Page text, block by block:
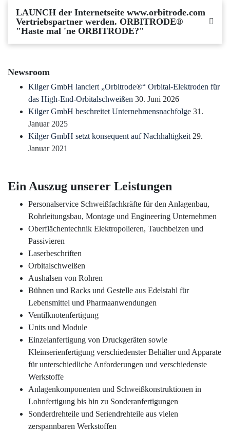
LAUNCH der Internetseite www.orbitrode.com
Vertriebspartner werden. ORBITRODE®
"Haste mal 'ne ORBITRODE?"
Newsroom
Kilger GmbH lanciert „Orbitrode®“ Orbital-Elektroden für
das High-End-Orbitalschweißen 30. Juni 2026
Kilger GmbH beschreitet Unternehmensnachfolge 31.
Januar 2025
Kilger GmbH setzt konsequent auf Nachhaltigkeit 29.
Januar 2021
Ein Auszug unserer Leistungen
Personalservice Schweißfachkräfte für den Anlagenbau,
Rohrleitungsbau, Montage und Engineering Unternehmen
Oberflächentechnik Elektropolieren, Tauchbeizen und
Passivieren
Laserbeschriften
Orbitalschweißen
Aushalsen von Rohren
Bühnen und Racks und Gestelle aus Edelstahl für
Lebensmittel und Pharmaanwendungen
Ventilknotenfertigung
Units und Module
Einzelanfertigung von Druckgeräten sowie
Kleinserienfertigung verschiedenster Behälter und Apparate
für unterschiedliche Anforderungen und verschiedenste
Werkstoffe
Anlagenkomponenten und Schweißkonstruktionen in
Lohnfertigung bis hin zu Sonderanfertigungen
Sonderdrehteile und Seriendrehteile aus vielen
zerspannbaren Werkstoffen